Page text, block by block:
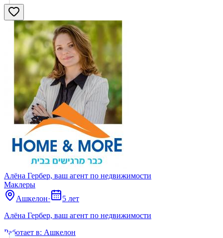
Алёна Гербер, ваш агент по недвижимости
Маклеры
Ашкелон·
5 лет
Алёна Гербер, ваш агент по недвижимости
Работает в: Ашкелон